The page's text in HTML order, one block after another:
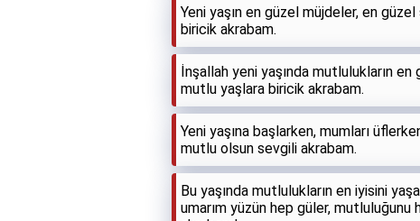
Yeni yaşın en güzel müjdeler, en
biricik akrabam.
İnşallah yeni yaşında mutlulukların
mutlu yaşlara biricik akrabam.
Yeni yaşına başlarken, mumları
mutlu olsun sevgili akrabam.
Bu yaşında mutlulukların en iyisini
umarım yüzün hep güler,